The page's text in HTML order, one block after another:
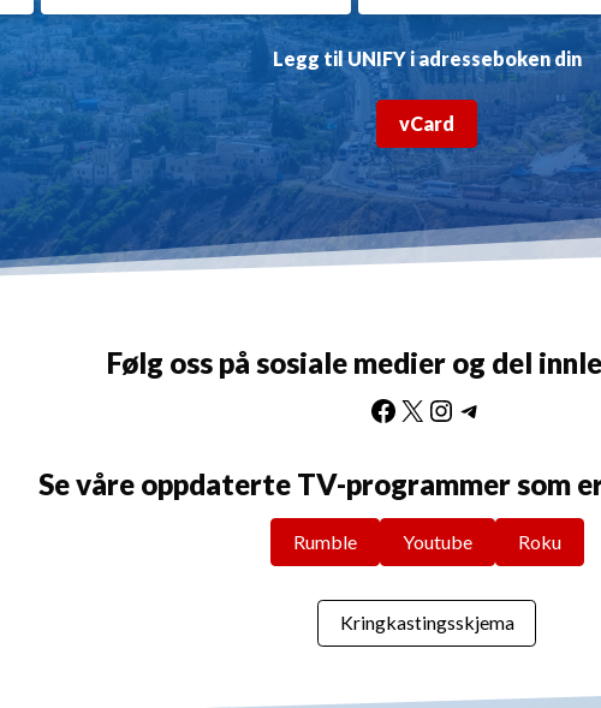
Legg til UNIFY i adresseboken din
vCard
Følg oss på sosiale medier og del
Facebook
X Instagram
Telegram
Se våre oppdaterte TV-programmer som
Rumble Youtube Roku
Kringkastingsskjema